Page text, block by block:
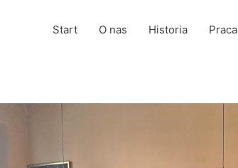
Start O nas Historia Praca